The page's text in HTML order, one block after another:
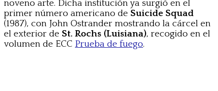
noveno arte. Dicha institución ya surgió en el
primer número americano de Suicide Squad
(1987), con John Ostrander mostrando la cárcel en
el exterior de St. Rochs (Luisiana), recogido en el
volumen de ECC Prueba de fuego.